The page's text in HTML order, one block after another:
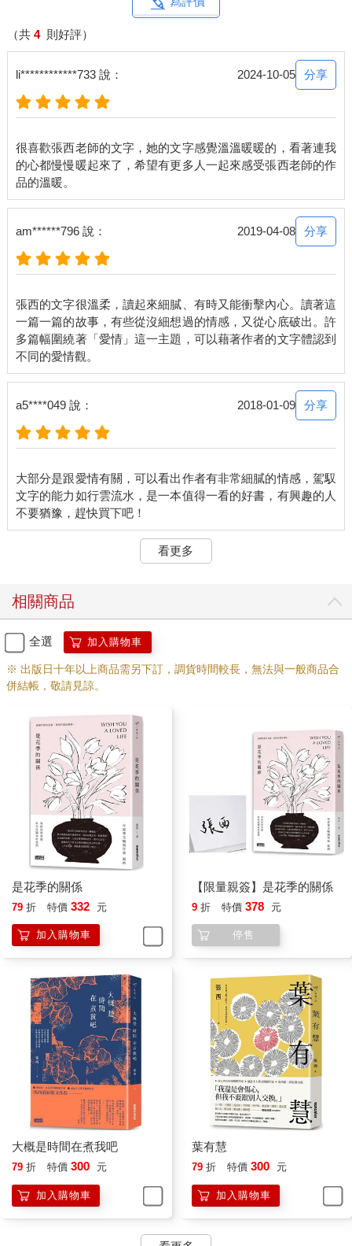
會看清，也讓自己學會打開耳朵，聽自己的聲音。
我說，很多人是這樣的，我不確定她的他是不是如此，這只是一
種我的解釋。有很多人啊，會強迫自己不去想、不去碰，強迫自
己去堅持愛某一個人或遠離某一個人，這不一定與道德感有關，
只是因為他在另一段感情裡疲乏了、累了。我們都不能去怪他，
每個人的疼痛都有自己的解決辦法，儘管我們想了好多好多，甚
至是太多太多，可以為他好、可以和他一起生活的樣子，可惜再
「因為我們都沒有說，說了，也許就不一樣了。」我說：「所以
下一次，我們要學會適時地說心裡話。」
她和我很像，我們不是那種很容易可以把自己最心底的感情說出
來的人，也不是那種很容易可以愛上一個人的人，所以受傷的時
候，是會痛進心裡的，所以想念的時候，是會受不了，感覺自己
快要碎掉的。因為那麼多的不容易，自己卻如此地愛上了、感受
了、走向他了。
「都會好起來的。」儘管我也正在好起來的路上。我說。
「因為我想要溫柔地對待自己。」我說：「這樣才不會傷害到自
己，甚至不會去傷害到我們不想傷害的人。」
那時的我發現，痛，還是存在，卻可以開始試著，勇敢地繼續生
活了。願我們都能成為那樣的女人，為愛付出，為愛勇敢，為愛
疼痛，也為愛，願意對自己溫柔的人。
而我指的溫柔不是軟弱，是誠實地想念他，輕輕地想念那些故
事，然後在生活的輪轉裡，繼續進步。
長大以後
得了很多其他的美好。
「怎麼每次看到妳都笑笑的，什麼事這麼開心？」
「沒有啊，就只是沒有不開心的事情而已。」
以前沒有男朋友、沒有經濟壓力、不懂社會現實、不懂挫折失
長大以後，什麼都有了，就是沒了單純。誰扛著長大後的複雜能
不疲憊，可是，其實我們也用失去的，換得了很多其他的美好。
所以，是這樣的吧，我們盡可能讓自己保持單純，但要學會複雜
的思考。因為長大以後，複雜是為了保護自己，單純是為了善待
別人。
還好小姐
妳會感受到最真實的幸福，如同感受到最真實的痛苦。這沒有不
好啊，讓妳明白自己真真實實地活著。
她說，她是一個還好小姐。
「就是對任何事情都覺得還好。別人問我想吃什麼，我覺得還
好，別人問我對這個人有什麼看法，我覺得還好，別人問這趟旅
程我有沒有什麼意見或想去什麼景點，我覺得還好。一切對我而
言，都還好。」
怎麼會呢，我問。
「因為，我怕我在那些人身上和那些團體裡投入太多的自己，離
開的時候會捨不得。我不喜歡那種捨不得的感覺。」
所以她沒有想要涉入，沒有想要真心地去參與任何一場相遇。
不會有開始，也不會有結束
帶走了昨天，卻帶不走曾經在某個人身上扎實感應的情緒，於是
「所以妳現在呢？都怎麼生活？」我喝了一口無糖去冰的伯爵紅
茶，靜靜地看著她。
她有點靦腆地笑了笑：「別人的邀約我會去，但我不敢跟別人深
聊，也不太敢加入團體，因為，好像，只要有開始就會有結束。
那如果我都這樣，把這些東西都排拒在外面，就不會有開始也不
會有結束了。」
「但是妳知道嗎，最可怕的是，起先妳是有意識地排拒，後來那
會變成一個反射動作，這會將妳變成一個沒有顏色也沒有形狀的
人。就是妳說的，一個還好小姐。」
她緩緩地點了點頭：「對……我好像漸漸變成這樣了。」
「哇，」我輕輕地驚嘆一聲：「妳喜歡這樣的自己嗎？」
世界的角度去評判別人，應該或不應該如何如何，但後來我發現
這是行不通的，我的想法會一直改變，而我憑什麼用這些不斷改
（共 4 則好評）
li************733 說： 2024-10-05 分享
很喜歡張西老師的文字，她的文字感覺溫溫暖暖的，看著連我
的心都慢慢暖起來了，希望有更多人一起來感受張西老師的作
am******796 說： 2019-04-08 分享
張西的文字很溫柔，讀起來細膩、有時又能衝擊內心。讀著這
一篇一篇的故事，有些從沒細想過的情感，又從心底破出。許
多篇幅圍繞著「愛情」這一主題，可以藉著作者的文字體認到
a5****049 說： 2018-01-09 分享
大部分是跟愛情有關，可以看出作者有非常細膩的情感，駕馭
文字的能力如行雲流水，是一本值得一看的好書，有興趣的人
看更多
相關商品
全選 加入購物車
※ 出版日十年以上商品需另下訂，調貨時間較長，無法與一般商品合
併結帳，敬請見諒。
是花季的關係
79 折 特價 332 元
加入購物車
【限量親簽】是花季的關係
9 折 特價 378 元
停售
大概是時間在煮我吧
79 折 特價 300 元
加入購物車
葉有慧
79 折 特價 300 元
加入購物車